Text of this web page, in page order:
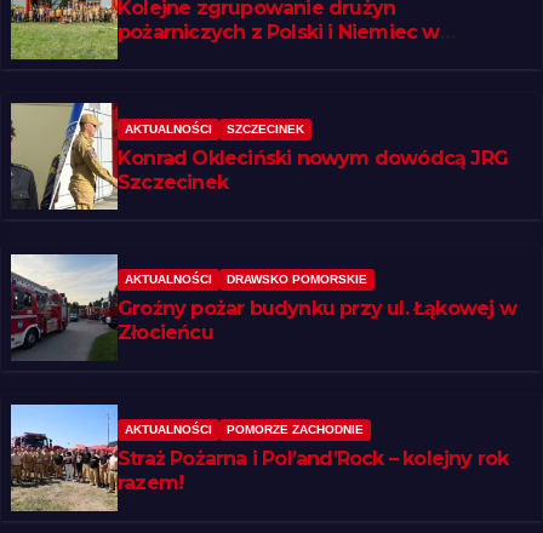
Kolejne zgrupowanie drużyn
pożarniczych z Polski i Niemiec w
AKTUALNOŚCI SZCZECINEK
Konrad Okleciński nowym dowódcą JRG
Szczecinek
AKTUALNOŚCI DRAWSKO POMORSKIE
Groźny pożar budynku przy ul. Łąkowej w
Złocieńcu
AKTUALNOŚCI POMORZE ZACHODNIE
Straż Pożarna i Pol’and’Rock – kolejny rok
razem!